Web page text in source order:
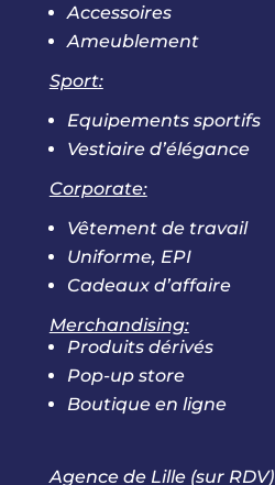
Accessoires
Ameublement
Sport:
Equipements sportifs
Vestiaire d’élégance
Corporate:
Vêtement de travail
Uniforme, EPI
Cadeaux d’affaire
Merchandising:
Produits dérivés
Pop-up store
Boutique en ligne
Agence de Lille (sur RDV)